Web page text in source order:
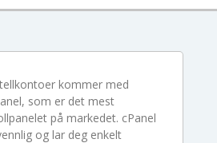
kommer med
som er det mest
på markedet. cPanel
og lar deg enkelt